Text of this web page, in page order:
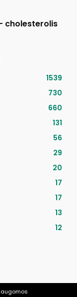
cholesterolis
1539
730
660
131
56
29
20
17
17
13
12